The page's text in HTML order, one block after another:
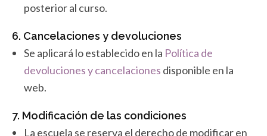
posterior al curso.
6. Cancelaciones y devoluciones
Se aplicará lo establecido en la Política de
devoluciones y cancelaciones disponible en la
web.
7. Modificación de las condiciones
La escuela se reserva el derecho de modificar en